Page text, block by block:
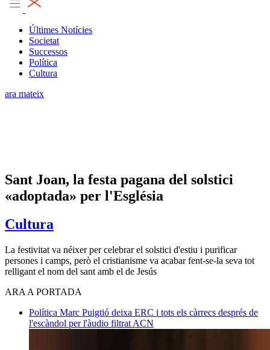
Últimes Notícies
Societat
Successos
Política
Cultura
ara mateix
Sant Joan, la festa pagana del solstici
«adoptada» per l'Església
Cultura
La festivitat va néixer per celebrar el solstici d'estiu i purificar
persones i camps, però el cristianisme va acabar fent-se-la seva tot
relligant el nom del sant amb el de Jesús
ARA A PORTADA
Política Marc Puigtió deixa ERC i tots els càrrecs després de
l'escàndol per l'àudio filtrat ACN